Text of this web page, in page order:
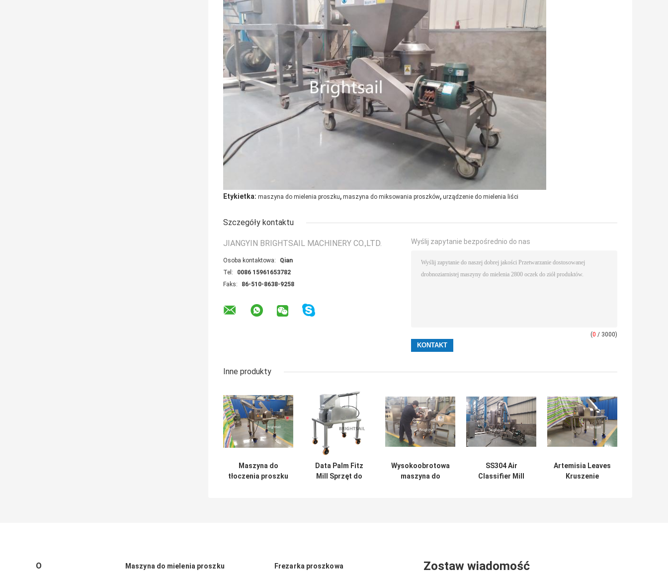
Etykietka: maszyna do mielenia proszku, maszyna do miksowania proszków, urządzenie do mielenia liści
Szczegóły kontaktu
JIANGYIN BRIGHTSAIL MACHINERY CO.,LTD.
Osoba kontaktowa:
Qian
Tel:
0086 15961653782
Faks:
86-510-8638-9258
Wyślij zapytanie bezpośrednio do nas
(0 / 3000)
Inne produkty
Maszyna do
tłoczenia proszku
Data Palm Fitz
Mill Sprzęt do
Wysokoobrotowa
maszyna do
SS304 Air
Classifier Mill
Artemisia Leaves
Kruszenie
O Maszyna do mielenia proszku Frezarka proszkowa Zostaw wiadomość